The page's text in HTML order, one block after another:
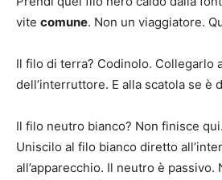
vite comune. Non un viaggiatore.
Il filo di terra? Codinolo. Collegarlo
dell’interruttore. E alla scatola se è
Il filo neutro bianco? Non finisce
Uniscilo al filo bianco diretto
all’apparecchio. Il neutro è